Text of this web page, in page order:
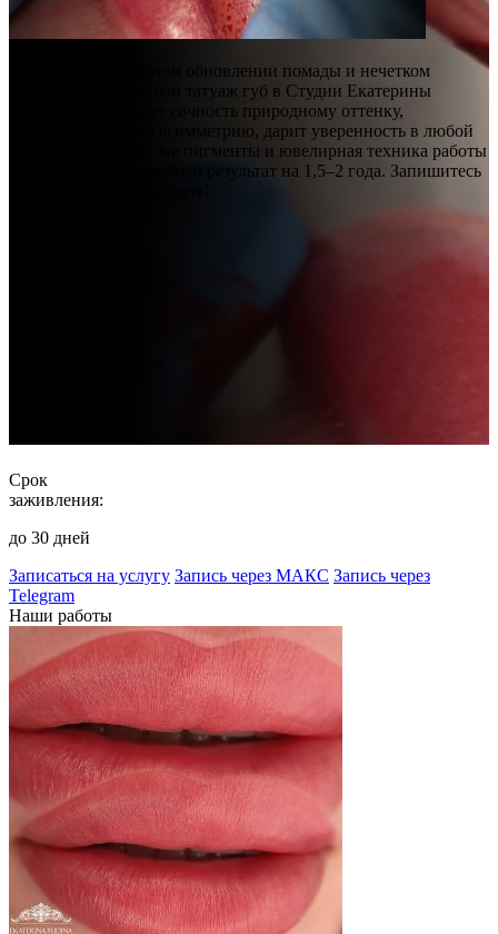
Забудьте о постоянном обновлении помады и нечетком
контуре. Натуральный татуаж губ в Студии Екатерины
Юдиной возвращает сочность природному оттенку,
исправляет легкую асимметрию, дарит уверенность в любой
ситуации. Безопасные пигменты и ювелирная техника работы
гарантируют эстетичный результат на 1,5–2 года. Запишитесь
Срок
заживления:
до 30 дней
Записаться на услугу Запись через МАКС Запись через
Telegram
Наши работы